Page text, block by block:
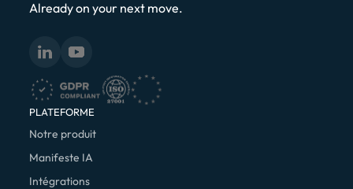
Already on your next move.
PLATEFORME
Notre produit
Manifeste IA
Intégrations